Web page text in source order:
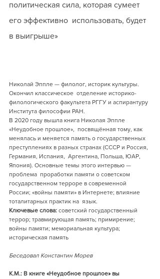
политическая сила, которая сумеет
его эффективно  использовать, будет
в выигрыше»
Николай Эппле — филолог, историк культуры.
Окончил классическое  отделение историко-
филологического факультета РГГУ и аспирантуру
Института философии РАН.
В 2020 году вышла книга Николая Эппле
«Неудобное прошлое»,  посвящённая тому, как
менялась и меняется память о государственных
преступлениях в разных странах (СССР и Россия,
Германия, Испания,  Аргентина, Польша, ЮАР,
Япония). Основные темы этого интервью —
проблема  проработки памяти о советском
государственном терроре в современной
России; «войны памяти» в Интернете; влияние
тоталитарных практик на  язык.
Ключевые слова: советский государственный
террор; травмирующая память; примирение;
войны памяти; мемориальная культура;
историческая память
Беседовал Константин Морев
К.М.: В книге «Неудобное прошлое» вы